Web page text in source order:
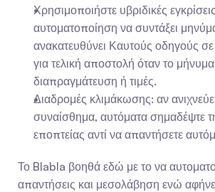
Χρησιμοποιήστε υβριδικές
αυτοματοποίηση να συντάξει
ανακατευθύνει Καυτούς οδηγούς
για τελική αποστολή όταν το μήνυμα
διαπραγμάτευση ή τιμές.
Διαδρομές κλιμάκωσης: αν
συναίσθημα, αυτόματα σημαδέψτε
εποπτείας αντί να απαντήσετε
Το Blabla βοηθά εδώ με το να
απαντήσεις και μεσολάβηση ενώ